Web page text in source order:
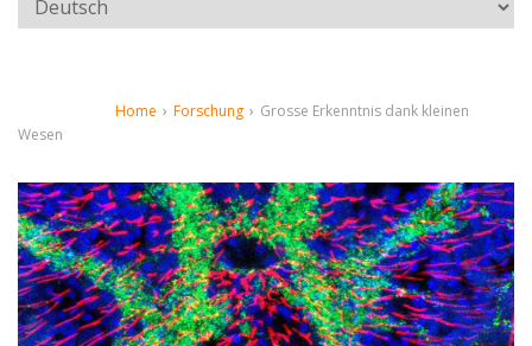
Home › Forschung › Grosse Erkenntnis dank kleinen
Wesen